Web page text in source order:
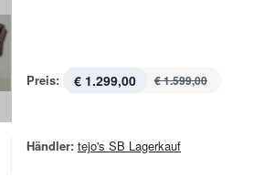
Preis: € 1.299,00 € 1.599,00
Händler: tejo's SB Lagerkauf